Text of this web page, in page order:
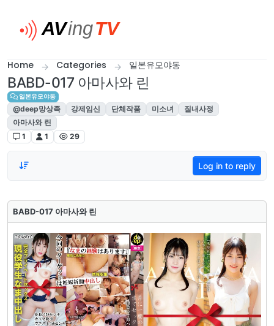
Home Categories 일본유모야동
BABD-017 아마사와 린
일본유모야동
@deep망상족 강제임신 단체작품 미소녀
질내사정
아마사와 린
1
1 29
Log in to reply
BABD-017 아마사와 린